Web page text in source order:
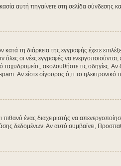
αυτή πηγαίνετε στη σελίδα σύνδεσης
τη διάρκεια της εγγραφής έχετε
οι νέες εγγραφές να ενεργοποιούνται,
ακολουθήστε τις οδηγίες. Αν
Αν είστε σίγουρος ό,τι το
ένας διαχειριστής να
δεδομένων. Αν αυτό συμβαίνει,